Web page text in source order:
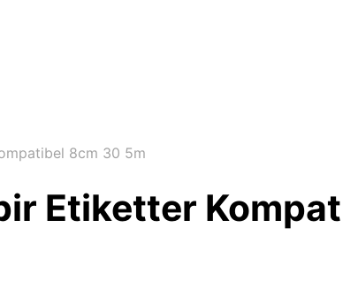
8cm 30 5m
Etiketter